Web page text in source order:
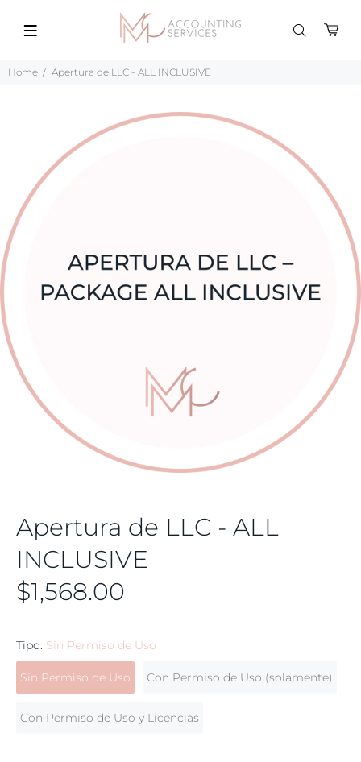
Home Apertura de LLC - ALL INCLUSIVE
Apertura de LLC - ALL
INCLUSIVE
$1,568.00
Tipo: Sin Permiso de Uso
Sin Permiso de Uso Con Permiso de Uso (solamente)
Con Permiso de Uso y Licencias